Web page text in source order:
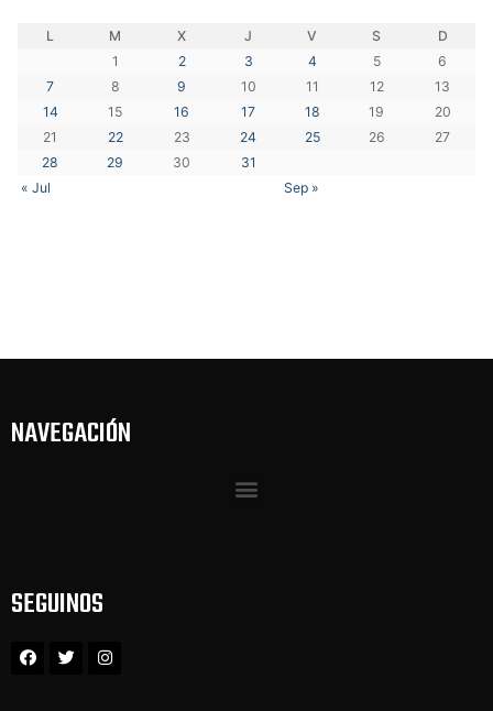
L M X J V S D
« Jul Sep »
1 2 3 4 5
6
7
8 9 10 11 12
13
14
15 16 17 18 19
20
21
22 23 24 25 26
27
28
29 30 31
NAVEGACIÓN
SEGUINOS